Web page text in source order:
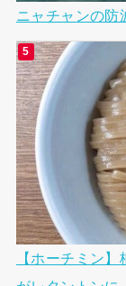
ニャチャンの防
【ホーチミン